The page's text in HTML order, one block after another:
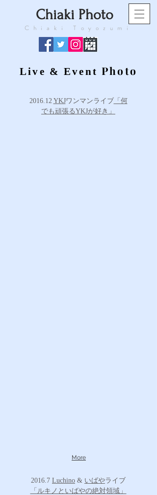
​Chiaki Photo
​Chiaki Toyozumi
Live & Event Photo
More
2016.12 YKJワンマンライブ 「何
でも頑張るYKJが好き」
2016.7 Luchino & いばやライブ
「ルキノといばやの絶対領域」